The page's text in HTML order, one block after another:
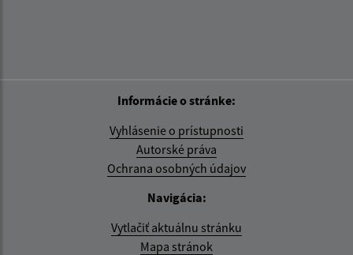
Informácie o stránke:
Vyhlásenie o prístupnosti
Autorské práva
Ochrana osobných údajov
Navigácia:
Vytlačiť aktuálnu stránku
Mapa stránok